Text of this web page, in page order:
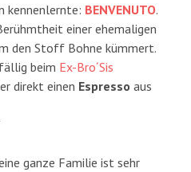
kennenlernte: BENVENUTO.
einer ehemaligen
den Stoff Bohne kümmert.
beim Ex-Bro´Sis
direkt einen Espresso aus
ganze Familie ist sehr